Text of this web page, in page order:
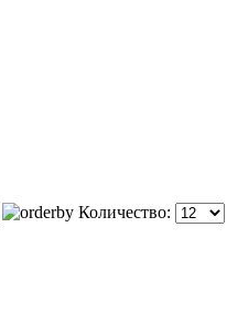
Количество: